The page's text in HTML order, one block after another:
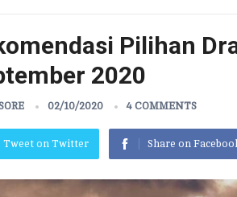
Pilihan
2020
02/10/2020 4 COMMENTS
Tweet on Twitter Share on